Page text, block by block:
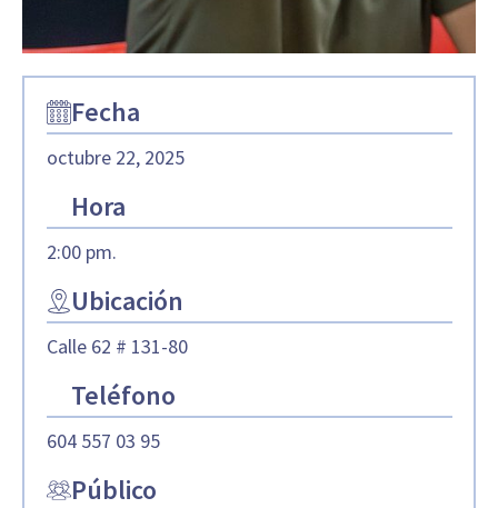
Fecha
octubre 22, 2025
Hora
2:00 pm.
Ubicación
Calle 62 # 131-80
Teléfono
604 557 03 95
Público